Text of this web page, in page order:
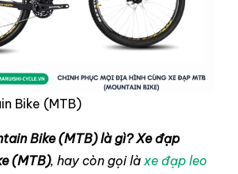
Bike (MTB)
Bike (MTB) là gì? Xe đạp
(MTB), hay còn gọi làxe đạp leo